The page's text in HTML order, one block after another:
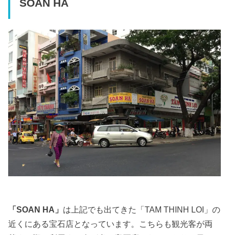
SOAN HA
「SOAN HA」 は上記でも出てきた「TAM THINH LOI」の
近くにある宝石店となっています。こちらも観光客が両